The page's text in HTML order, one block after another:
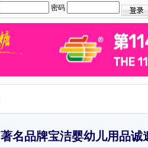
密码
著名品牌宝洁婴幼儿用品诚